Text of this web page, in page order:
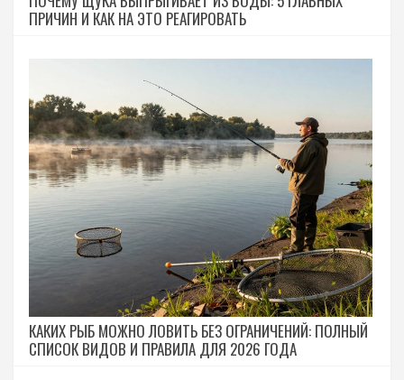
ПРИЧИН И КАК НА ЭТО РЕАГИРОВАТЬ
КАКИХ РЫБ МОЖНО ЛОВИТЬ БЕЗ ОГРАНИЧЕНИЙ: ПОЛНЫЙ
СПИСОК ВИДОВ И ПРАВИЛА ДЛЯ 2026 ГОДА